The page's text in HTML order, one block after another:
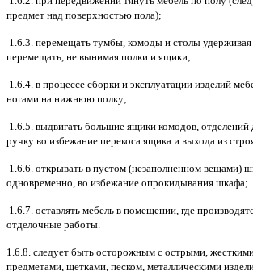
предмет над поверхностью пола);
1.6.3. перемещать тумбы, комоды и столы
перемещать, не вынимая полки и ящики;
1.6.4. в процессе сборки и эксплуатации изделий
ногами на нижнюю полку;
1.6.5. выдвигать большие ящики комодов, отделений
ручку во избежание перекоса ящика и выхода из
1.6.6. открывать в пустом (незаполненном вещами)
одновременно, во избежание опрокидывания шкафа;
1.6.7. оставлять мебель в помещении, где
отделочные работы.
1.6.8. следует быть осторожным с острыми,
предметами, щетками, песком, металлическими